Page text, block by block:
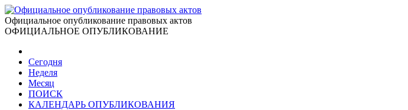
Официальное опубликование правовых актов
ОФИЦИАЛЬНОЕ ОПУБЛИКОВАНИЕ
Сегодня
Неделя
Месяц
ПОИСК
КАЛЕНДАРЬ ОПУБЛИКОВАНИЯ